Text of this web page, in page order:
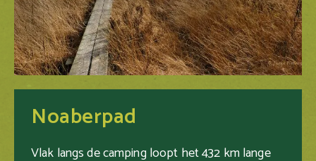
Noaberpad
Vlak langs de camping loopt het 432 km lange